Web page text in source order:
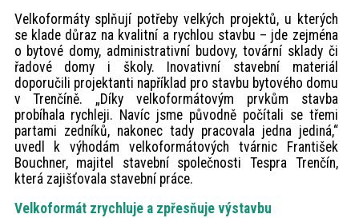
Velkoformáty splňují potřeby velkých projektů, u kterých
se klade důraz na kvalitní a rychlou stavbu – jde zejména
o bytové domy, administrativní budovy, tovární sklady či
řadové domy i školy. Inovativní stavební materiál
doporučili projektanti například pro stavbu bytového domu
v Trenčíně. „Díky velkoformátovým prvkům stavba
probíhala rychleji. Navíc jsme původně počítali se třemi
partami zedníků, nakonec tady pracovala jedna jediná,“
uvedl k výhodám velkoformátových tvárnic František
Bouchner, majitel stavební společnosti Tespra Trenčín,
která zajišťovala stavební práce.
Velkoformát zrychluje a zpřesňuje výstavbu